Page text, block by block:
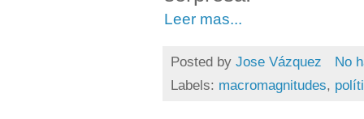
Leer mas...
Posted by Jose Vázquez
No
Labels: macromagnitudes,